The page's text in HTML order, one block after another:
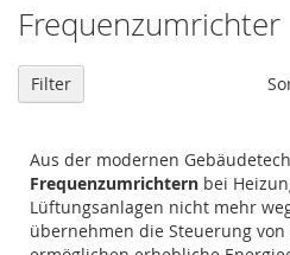
Frequenzumrichter
Aus der modernen
Frequenzumrichtern bei
Lüftungsanlagen nicht mehr
übernehmen die Steuerung
Filter